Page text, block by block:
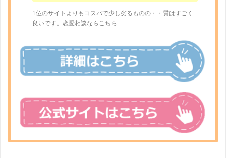
1位のサイトよりもコスパで少し劣るものの・・質はすごく
良いです。恋愛相談ならこちら